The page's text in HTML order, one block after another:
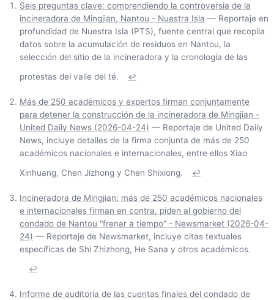
Seis preguntas clave: comprendiendo la controversia de la
incineradora de Mingjian, Nantou - Nuestra Isla — Reportaje en
profundidad de Nuestra Isla (PTS), fuente central que recopila
datos sobre la acumulación de residuos en Nantou, la
selección del sitio de la incineradora y la cronología de las
protestas del valle del té.
↩
Más de 250 académicos y expertos firman conjuntamente
para detener la construcción de la incineradora de Mingjian -
United Daily News (2026-04-24) — Reportaje de United Daily
News, incluye detalles de la firma conjunta de más de 250
académicos nacionales e internacionales, entre ellos Xiao
Xinhuang, Chen Jizhong y Chen Shixiong.
↩
Incineradora de Mingjian: más de 250 académicos nacionales
e internacionales firman en contra, piden al gobierno del
condado de Nantou "frenar a tiempo" - Newsmarket (2026-04-
24) — Reportaje de Newsmarket, incluye citas textuales
específicas de Shi Zhizhong, He Sana y otros académicos.
↩
Informe de auditoría de las cuentas finales del condado de